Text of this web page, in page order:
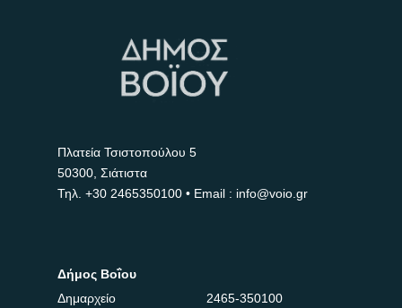
Πλατεία Τσιστοπούλου 5
50300, Σιάτιστα
Τηλ. +30 2465350100 • Email : info@voio.gr
Δήμος Βοΐου
Δημαρχείο
2465-350100